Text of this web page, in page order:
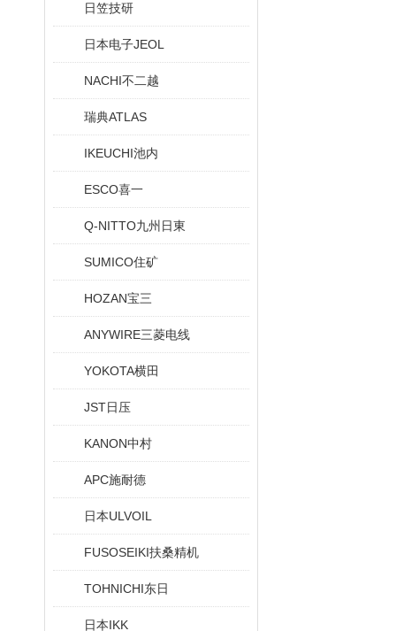
日笠技研
日本电子JEOL
NACHI不二越
瑞典ATLAS
IKEUCHI池内
ESCO喜一
Q-NITTO九州日東
SUMICO住矿
HOZAN宝三
ANYWIRE三菱电线
YOKOTA横田
JST日压
KANON中村
APC施耐德
日本ULVOIL
FUSOSEIKI扶桑精机
TOHNICHI东日
日本IKK